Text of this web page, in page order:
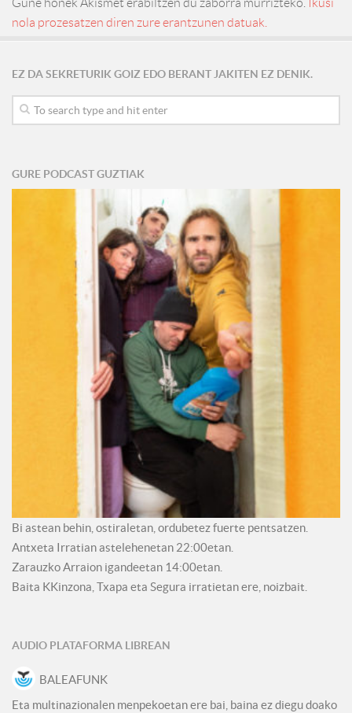
Gune honek Akismet erabiltzen du zaborra murrizteko.
Ikusi
nola prozesatzen diren zure erantzunen datuak.
EZ DA SEKRETURIK GOIZ EDO BERANT JAKITEN EZ DENIK.
GURE PODCAST GUZTIAK
Bi astean behin, ostiraletan, ordubetez fuerte pentsatzen.
Antxeta Irratian astelehenetan 22:00etan.
Zarauzko Arraion igandeetan 14:00etan.
Baita KKinzona, Txapa eta Segura irratietan ere, noizbait.
AUDIO PLATAFORMA LIBREAN
BALEAFUNK
Eta multinazionalen menpekoetan ere bai, baina ez diegu doako